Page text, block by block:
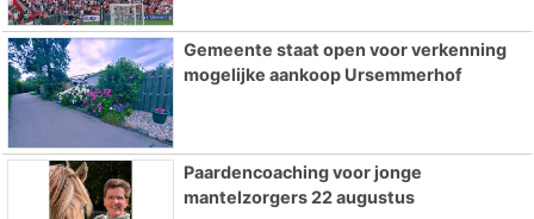
Gemeente staat open voor verkenning
mogelijke aankoop Ursemmerhof
Paardencoaching voor jonge
mantelzorgers 22 augustus